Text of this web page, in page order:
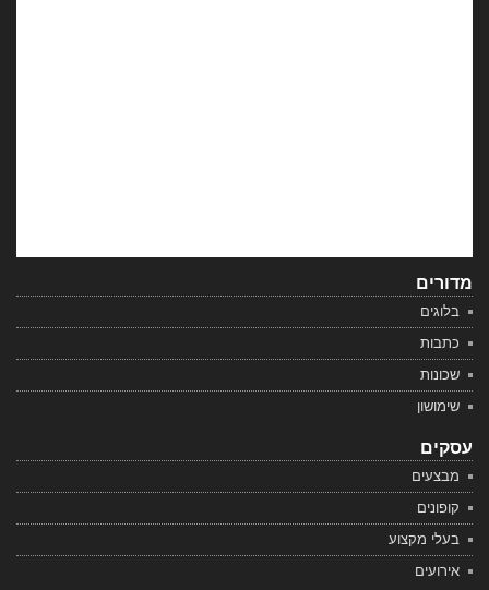
מדורים
בלוגים
כתבות
שכונות
שימושון
עסקים
מבצעים
קופונים
בעלי מקצוע
אירועים